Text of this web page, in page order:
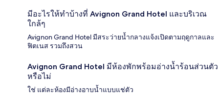
มีอะไรให้ทำบ้างที่ Avignon Grand Hotel และบริเวณ
ใกล้ๆ
Avignon Grand Hotel มีสระว่ายน้ำกลางแจ้งเปิดตามฤดูกาลและ
ฟิตเนส รวมถึงสวน
Avignon Grand Hotel มีห้องพักพร้อมอ่างน้ำร้อนส่วนตัว
หรือไม่
ใช่ แต่ละห้องมีอ่างอาบน้ำแบบแช่ตัว